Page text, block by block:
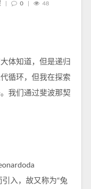
0 48
体知道，但是递归
循环，但我在探索
我们通过斐波那契
入，故又称为“兔